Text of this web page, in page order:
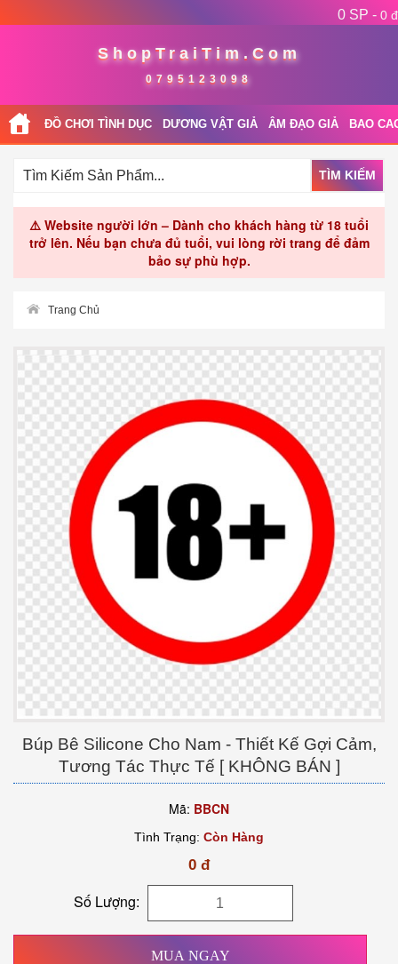
0 SP - 0 đ
ShopTraiTim.Com
0795123098
ĐỒ CHƠI TÌNH DỤC DƯƠNG VẬT GIẢ ÂM ĐẠO GIẢ BAO
TÌM KIẾM
⚠️ Website người lớn – Dành cho khách hàng từ 18 tuổi
trở lên. Nếu bạn chưa đủ tuổi, vui lòng rời trang để đảm
bảo sự phù hợp.
Trang Chủ
Búp Bê Silicone Cho Nam - Thiết Kế Gợi Cảm,
Tương Tác Thực Tế [ KHÔNG BÁN ]
Mã: BBCN
Tình Trạng: Còn Hàng
0 đ
Số Lượng:
MUA NGAY